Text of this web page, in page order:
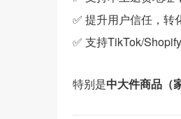
✅ 提升用户信任，转
✅ 支持TikTok/
特别是中大件商品（